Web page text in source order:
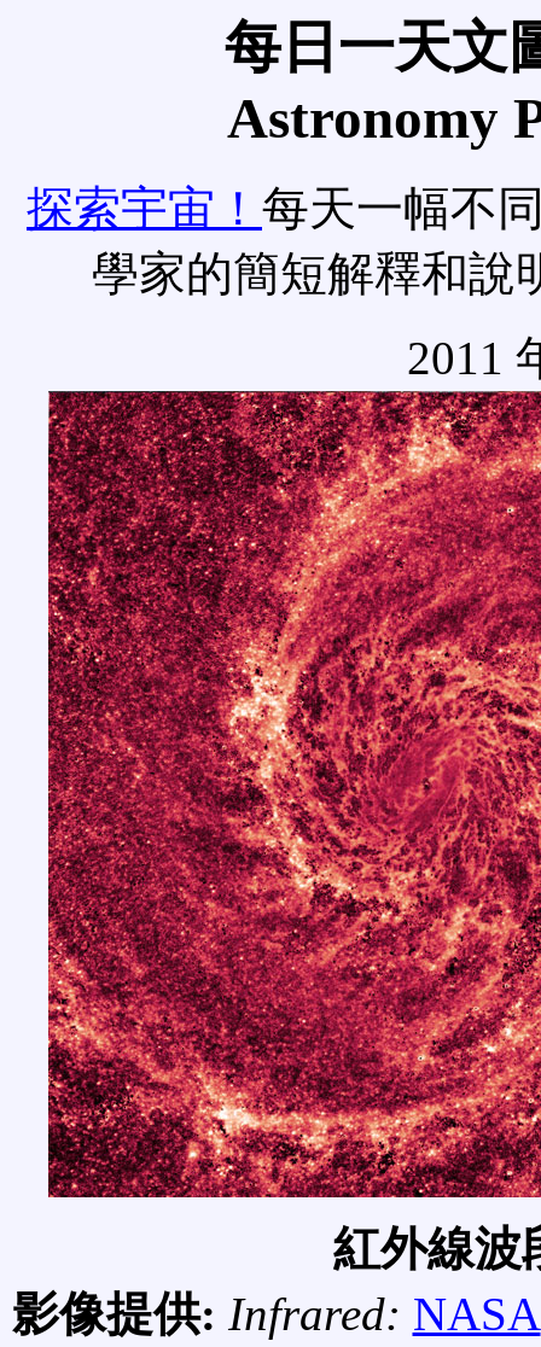
每日一天文
Astronomy
探索宇宙！ 每天一幅不
學家的簡短解釋和說
2011
紅外線波
影像提供: Infrared: NASA